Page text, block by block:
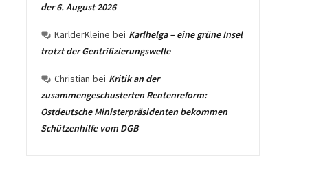
der 6. August 2026
KarlderKleine bei Karlhelga – eine grüne Insel
trotzt der Gentrifizierungswelle
Christian bei Kritik an der
zusammengeschusterten Rentenreform:
Ostdeutsche Ministerpräsidenten bekommen
Schützenhilfe vom DGB